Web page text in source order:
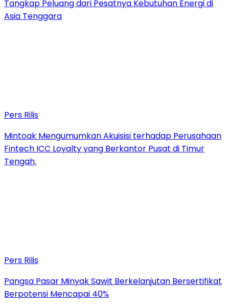
Tangkap Peluang dari Pesatnya Kebutuhan Energi di
Asia Tenggara
Pers Rilis
Mintoak Mengumumkan Akuisisi terhadap Perusahaan
Fintech ICC Loyalty yang Berkantor Pusat di Timur
Tengah.
Pers Rilis
Pangsa Pasar Minyak Sawit Berkelanjutan Bersertifikat
Berpotensi Mencapai 40%